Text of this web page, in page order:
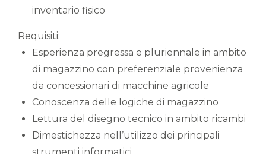
inventario fisico
Requisiti:
Esperienza pregressa e pluriennale in ambito
di magazzino con preferenziale provenienza
da concessionari di macchine agricole
Conoscenza delle logiche di magazzino
Lettura del disegno tecnico in ambito ricambi
Dimestichezza nell’utilizzo dei principali
strumenti informatici